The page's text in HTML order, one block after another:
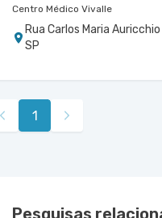
Centro Médico Vivalle
Rua Carlos Maria
SP
1
Pesquisas